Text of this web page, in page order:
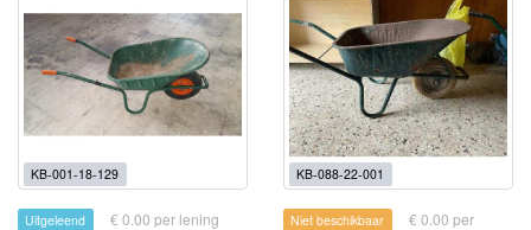
KB-001-18-129
Uitgeleend € 0.00 per lening
KB-088-22-001
Niet beschikbaar
€ 0.00 per